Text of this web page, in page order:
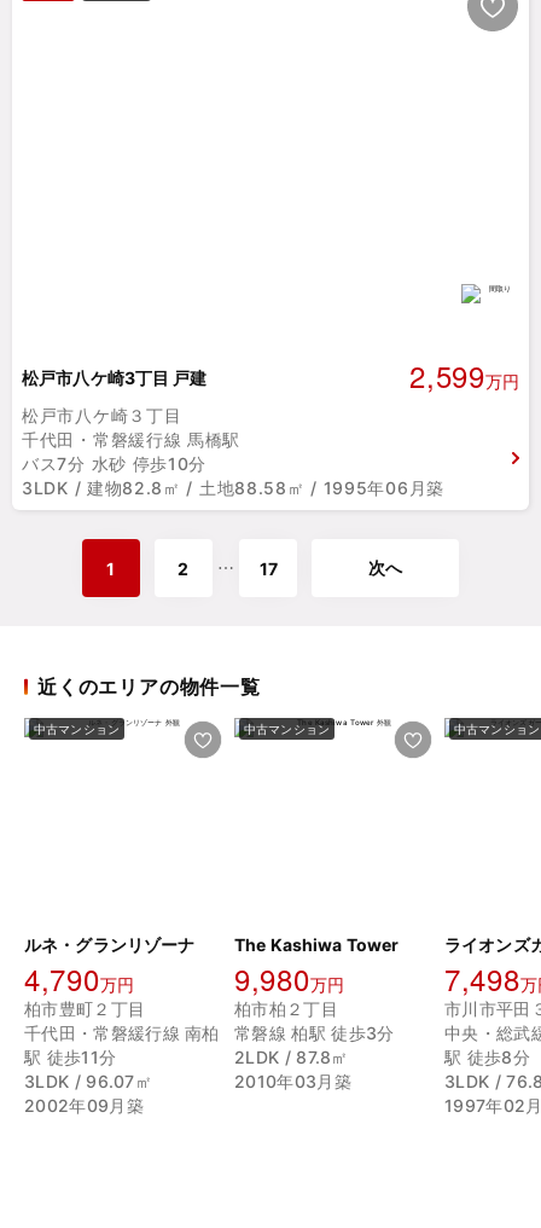
松戸市八ケ崎3丁目 戸建 2,599万円
松戸市八ケ崎３丁目
千代田・常磐緩行線 馬橋駅
バス7分 水砂 停歩10分
3LDK / 建物82.8㎡ / 土地88.58㎡ / 1995年06月築
1 2 ⋯ 17 次へ
近くのエリアの物件一覧
中古マンション
ルネ・グランリゾーナ
4,790万円
柏市豊町２丁目
千代田・常磐緩行線 南柏
駅 徒歩11分
3LDK / 96.07㎡
2002年09月築
中古マンション
The Kashiwa Tower
9,980万円
柏市柏２丁目
常磐線 柏駅 徒歩3分
2LDK / 87.8㎡
2010年03月築
中古マンション
7,498万
市川市平田
中央・総武
駅 徒歩8分
3LDK /
1997年02